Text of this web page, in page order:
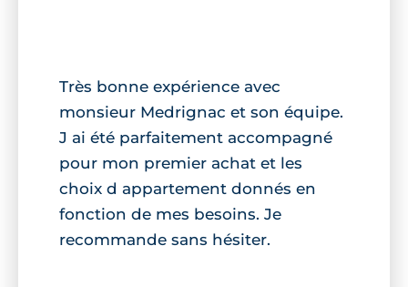
Très bonne expérience avec
monsieur Medrignac et son équipe.
J ai été parfaitement accompagné
pour mon premier achat et les
choix d appartement donnés en
fonction de mes besoins. Je
recommande sans hésiter.